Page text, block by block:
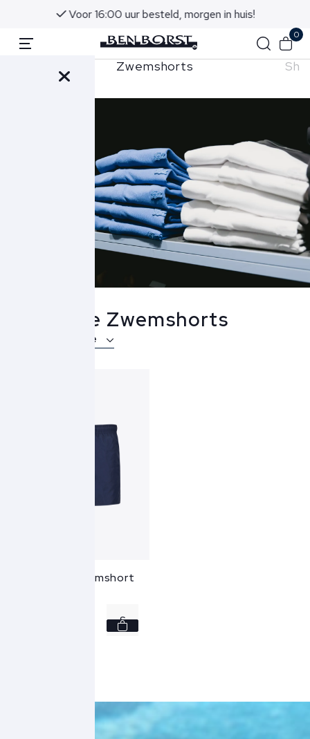
Voor 16:00 uur besteld, morgen in huis!
0
Zwemshorts
Lacoste Zwemshorts
Over Lacoste
Lacoste Zwemshort
S